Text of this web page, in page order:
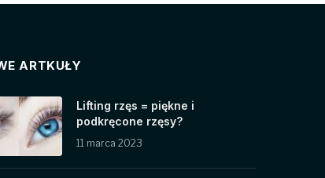
ARTKUŁY
Lifting rzęs = piękne i
podkręcone rzęsy?
11 marca 2023